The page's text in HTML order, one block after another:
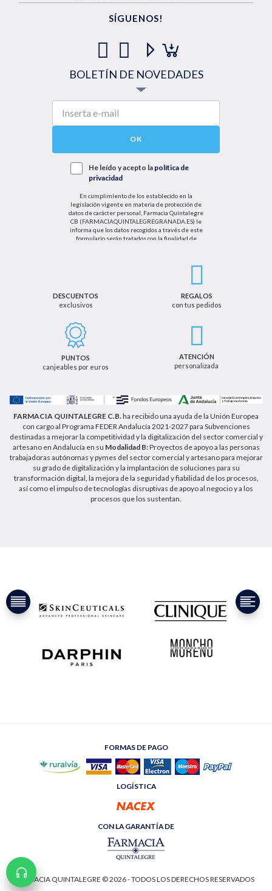
SÍGUENOS!
BOLETÍN DE NOVEDADES
OK
He leído y acepto la política de
privacidad
En cumplimiento de los establecido en la
legislación vigente en materia de protección de
datos de carácter personal, Farmacia Quintalegre
CB (FARMACIAQUINTALEGREGRANADA.ES) le
informa que los datos recogidos a través de este
formulario serán tratados con la finalidad de
el tratamiento de sus datos personales se basará
cancelación u oposición, así como los derechos
adicionales que le asisten a través de la dirección
de email info@farmaciaquintalegregranada.es, así
como a través de los medios detallados en la
información adicional sobre nuestra política de
privacidad que puede consultar en la dirección web
DESCUENTOS
exclusivos
REGALOS
con tus pedidos
PUNTOS
canjeables por euros
ATENCIÓN
personalizada
FARMACIA QUINTALEGRE C.B.ha recibido una ayuda de la Unión Europea
con cargo al Programa FEDER Andalucía 2021-2027 para Subvenciones
destinadas a mejorar la competitividad y la digitalización del sector comercial y
artesano en Andalucía en su Modalidad B:Proyectos de apoyo a las personas
trabajadoras autónomas y pymes del sector comercial y artesano para mejorar
su grado de digitalización y la implantación de soluciones para su
transformación digital, la mejora de la seguridad y fiabilidad de los procesos,
así como el impulso de tecnologías disruptivas de apoyo al negocio y a los
procesos que los sustentan.
FORMAS DE PAGO
LOGÍSTICA
CON LA GARANTÍA DE
FARMACIA QUINTALEGRE © 2026 - TODOS LOS DERECHOS RESERVADOS